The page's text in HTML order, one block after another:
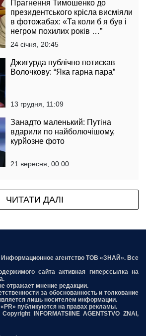
Прагнення Тимошенко до
президентського крісла висміяли
в фотожабах: «Та коли б я був і
негром похилих років …”
24 січня, 20:45
Джигурда публічно потискав
Волочкову: “Яка гарна пара”
13 грудня, 11:09
Занадто маленький: Путіна
вдарили по найболючішому,
курйозне фото
21 вересня, 00:00
ЧИТАТИ ДАЛІ
агентство ТОВ «ЗНАЙ». Все
сайта активная гиперссылка на
отражает мнение редакции.
за обоснованность и толкование
лишь носителем информации.
публикуются на правах рекламы.
INFORMATSIINE AGENTSTVO ZNAI,